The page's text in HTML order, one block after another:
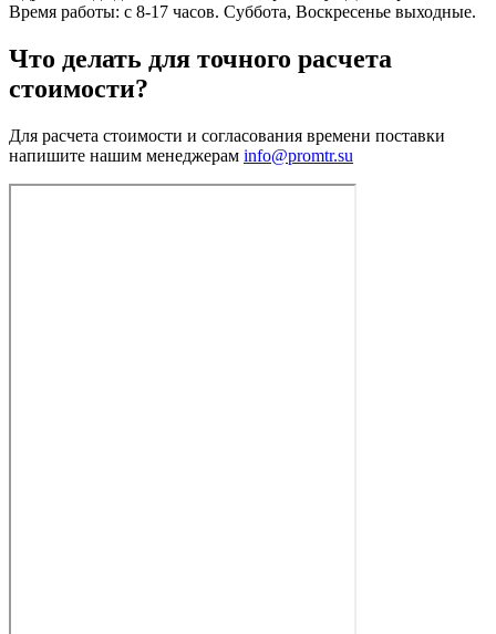
Время работы: с 8-17 часов. Суббота, Воскресенье выходные.
Что делать для точного расчета
стоимости?
Для расчета стоимости и согласования времени поставки
напишите нашим менеджерам info@promtr.su